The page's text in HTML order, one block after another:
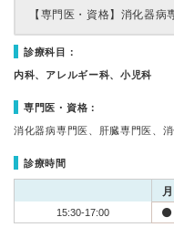
【専門医・資格】 消化器病
診療科目：
内科、アレルギー科、小児科
専門医・資格：
消化器病専門医、肝臓専門医、
診療時間
月
15:30-17:00